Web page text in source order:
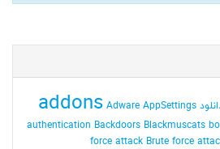
addons Adware AppSettings
authentication Backdoors Blackmuscats
force attack Brute force